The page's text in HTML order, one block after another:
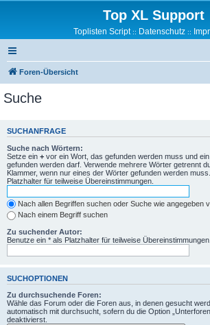
Top XL Support
Toplisten Script:: Datenschutz::
Foren-Übersicht
Suche
SUCHANFRAGE
Suche nach Wörtern:
Setze ein + vor ein Wort, das gefunden werden muss und ein
gefunden werden darf. Verwende mehrere Wörter getrennt
Klammer, wenn nur eines der Wörter gefunden werden
Platzhalter für teilweise Übereinstimmungen.
Nach allen Begriffen suchen oder Suche wie angegeben
Nach einem Begriff suchen
Zu suchender Autor:
Benutze ein * als Platzhalter für teilweise Übereinstimmungen.
SUCHOPTIONEN
Zu durchsuchende Foren:
Wähle das Forum oder die Foren aus, in denen gesucht
automatisch mit durchsucht, sofern du die Option
deaktivierst.